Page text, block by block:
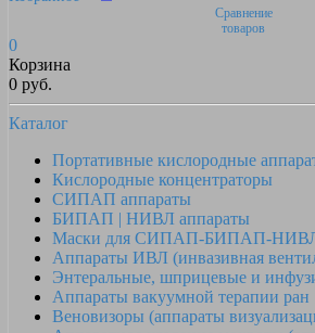
Сравнение
товаров
0
Корзина
0 руб.
Каталог
Портативные кислородные
Кислородные концентраторы
СИПАП аппараты
БИПАП | НИВЛ аппараты
Маски для СИПАП-БИПАП-
Аппараты ИВЛ (инвазивная
Энтеральные, шприцевые и
Аппараты вакуумной терапии ран
Веновизоры (аппараты